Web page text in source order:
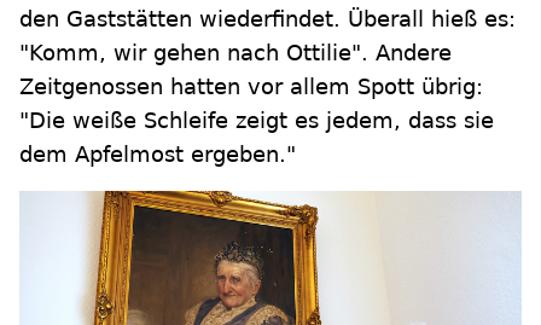
den Gaststätten wiederfindet. Überall hieß es:
"Komm, wir gehen nach Ottilie". Andere
Zeitgenossen hatten vor allem Spott übrig:
"Die weiße Schleife zeigt es jedem, dass sie
dem Apfelmost ergeben."